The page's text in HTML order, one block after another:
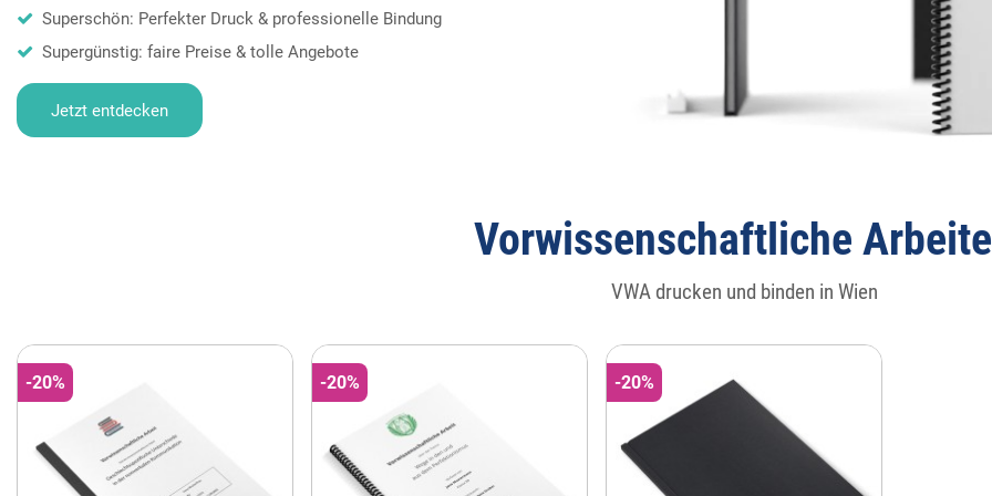
Jetzt entdecken
Superschön: Perfekter Druck & professionelle Bindung
Supergünstig: faire Preise & tolle Angebote
Vorwissenschaftliche
VWA drucken und binden in Wien
-20% -20% -20%